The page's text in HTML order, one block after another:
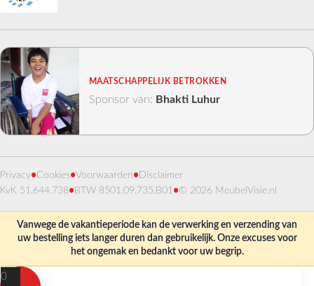
MAATSCHAPPELIJK BETROKKEN
Sponsor van: Bhakti Luhur
Privacy•Cookies•Voorwaarden• Disclaimer
KvK 51.644.738• BTW 8501.09.735.B01•© 2026 MeubelVisie.nl
Vanwege de vakantieperiode kan de verwerking en verzending van
uw bestelling iets langer duren dan gebruikelijk. Onze excuses voor
het ongemak en bedankt voor uw begrip.
0